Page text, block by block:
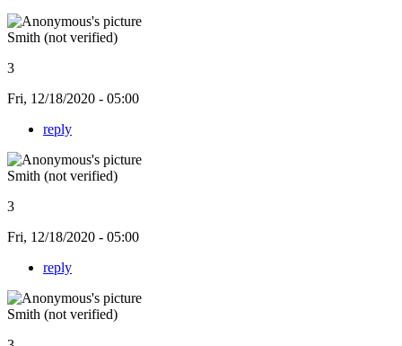
Smith (not verified)
3
Fri, 12/18/2020 - 05:00
reply
Smith (not verified)
3
Fri, 12/18/2020 - 05:00
reply
Smith (not verified)